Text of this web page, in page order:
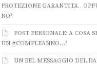
PROTEZIONE
NO?
POST PERSONALE: A COSA
UN #COMPLEANNO…?
UN BEL MESSAGGIO DEL